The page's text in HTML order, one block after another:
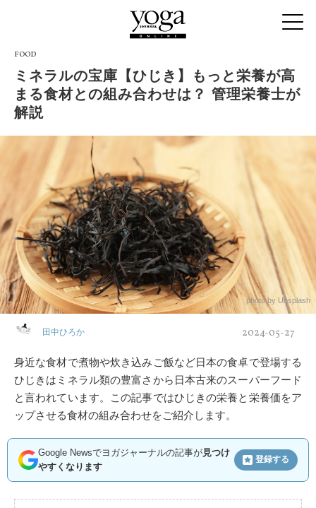
FOOD
ミネラルの宝庫【ひじき】もっと栄養が高
まる食材との組み合わせは？ 管理栄養士が
解説
photo by Unsplash
田中ひろか 2024-05-27
身近な食材で煮物や炊き込みご飯など日本の食卓で登場する
ひじきはミネラル類の豊富さから日本古来のスーパーフード
と言われています。この記事ではひじきの栄養と栄養価をア
ップさせる食材の組み合わせをご紹介します。
Google Newsでヨガジャーナルの記事が見つけ
やすくなります
登録する